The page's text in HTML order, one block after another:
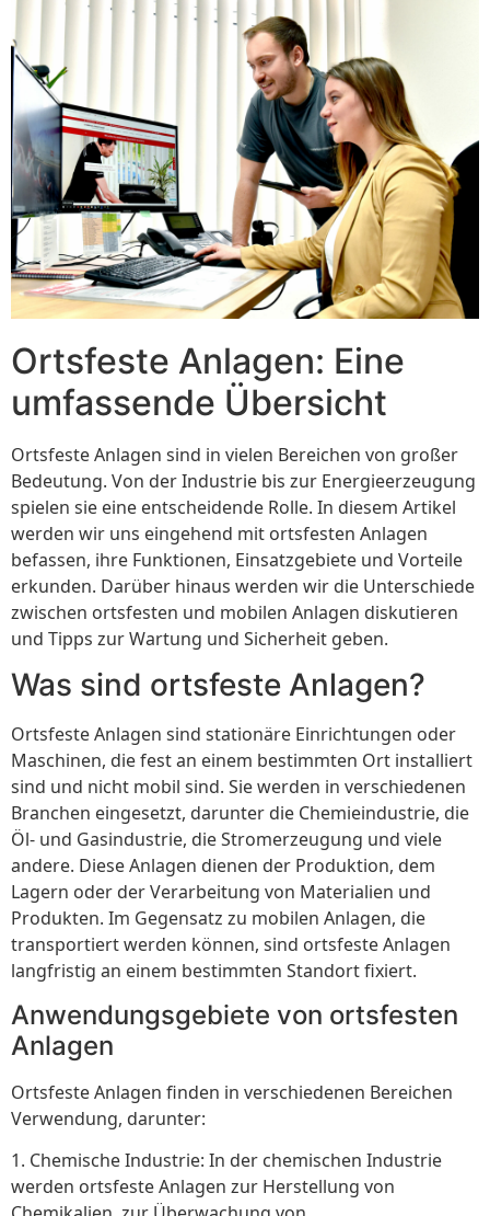
Ortsfeste Anlagen: Eine
umfassende Übersicht
Ortsfeste Anlagen sind in vielen Bereichen von großer
Bedeutung. Von der Industrie bis zur Energieerzeugung
spielen sie eine entscheidende Rolle. In diesem Artikel
werden wir uns eingehend mit ortsfesten Anlagen
befassen, ihre Funktionen, Einsatzgebiete und Vorteile
erkunden. Darüber hinaus werden wir die Unterschiede
zwischen ortsfesten und mobilen Anlagen diskutieren
und Tipps zur Wartung und Sicherheit geben.
Was sind ortsfeste Anlagen?
Ortsfeste Anlagen sind stationäre Einrichtungen oder
Maschinen, die fest an einem bestimmten Ort installiert
sind und nicht mobil sind. Sie werden in verschiedenen
Branchen eingesetzt, darunter die Chemieindustrie, die
Öl- und Gasindustrie, die Stromerzeugung und viele
andere. Diese Anlagen dienen der Produktion, dem
Lagern oder der Verarbeitung von Materialien und
Produkten. Im Gegensatz zu mobilen Anlagen, die
transportiert werden können, sind ortsfeste Anlagen
langfristig an einem bestimmten Standort fixiert.
Anwendungsgebiete von ortsfesten
Anlagen
Ortsfeste Anlagen finden in verschiedenen Bereichen
Verwendung, darunter:
1. Chemische Industrie: In der chemischen Industrie
werden ortsfeste Anlagen zur Herstellung von